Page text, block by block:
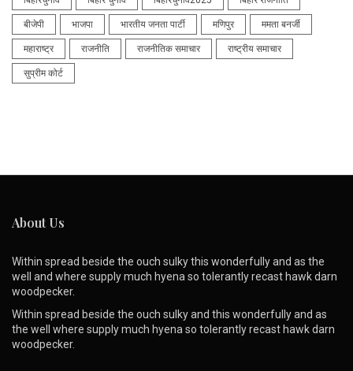
बीजेपी भाजपा भारतीय जनता पार्टी मणिपुर ममता बनर्जी
महाराष्ट्र राजनीति राजनीतिक समाचार राष्ट्रीय समाचार
सुप्रीम कोर्ट
About Us
Within spread beside the ouch sulky this wonderfully and as the
well and where supply much hyena so tolerantly recast hawk darn
woodpecker.
Within spread beside the ouch sulky and this wonderfully and as
the well where supply much hyena so tolerantly recast hawk darn
woodpecker.